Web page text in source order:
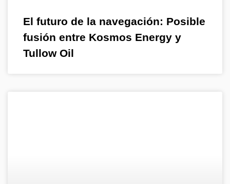
El futuro de la navegación: Posible
fusión entre Kosmos Energy y
Tullow Oil